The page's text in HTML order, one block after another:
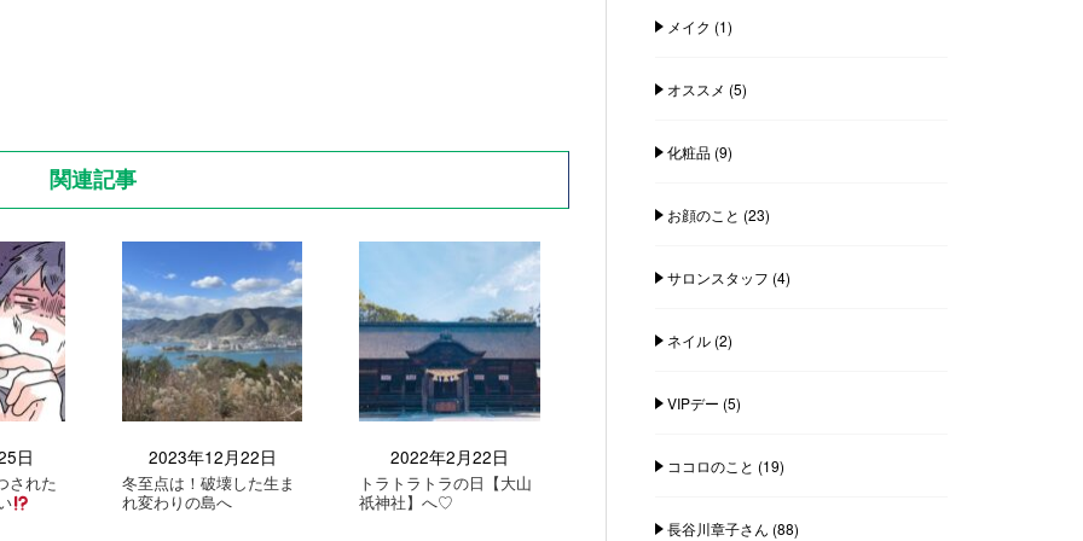
関連記事
日
された
2023年12月22日
冬至点は！破壊した生ま
れ変わりの島へ
2022年2月22日
トラトラトラの日【大山
祇神社】へ♡
メイク (1)
オススメ (5)
化粧品(9)
お顔のこと (23)
サロンスタッフ (4)
ネイル(2)
VIPデー (5)
ココロのこと (19)
長谷川章子さん (88)